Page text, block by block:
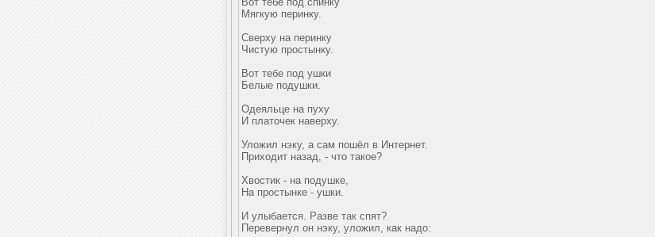
Мягкую перинку.
Сверху на перинку
Чистую простынку.
Вот тебе под ушки
Белые подушки.
Одеяльце на пуху
И платочек наверху.
Уложил нэку, а сам пошёл в Интернет.
Приходит назад, - что такое?
Хвостик - на подушке,
На простынке - ушки.
И улыбается. Разве так спят?
Перевернул он нэку, уложил, как надо: